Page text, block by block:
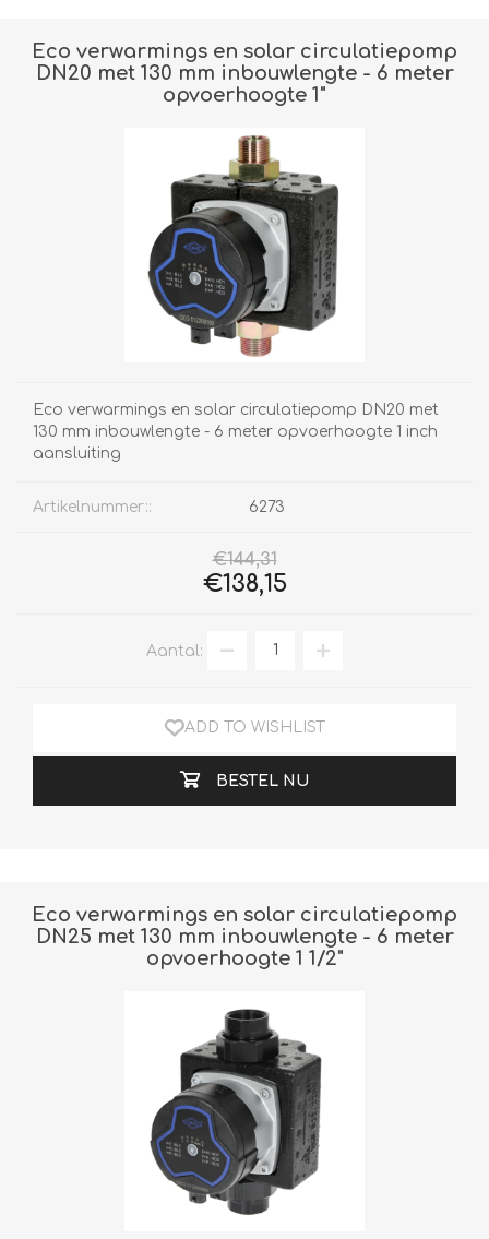
Eco verwarmings en solar circulatiepomp
DN20 met 130 mm inbouwlengte - 6 meter
opvoerhoogte 1"
Eco verwarmings en solar circulatiepomp DN20 met
130 mm inbouwlengte - 6 meter opvoerhoogte 1 inch
aansluiting
Artikelnummer:: 6273
€144,31
€138,15
Aantal:
ADD TO WISHLIST
BESTEL NU
Eco verwarmings en solar circulatiepomp
DN25 met 130 mm inbouwlengte - 6 meter
opvoerhoogte 1 1/2"